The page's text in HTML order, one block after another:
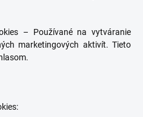
– Používané na vytváranie
marketingových aktivít. Tieto